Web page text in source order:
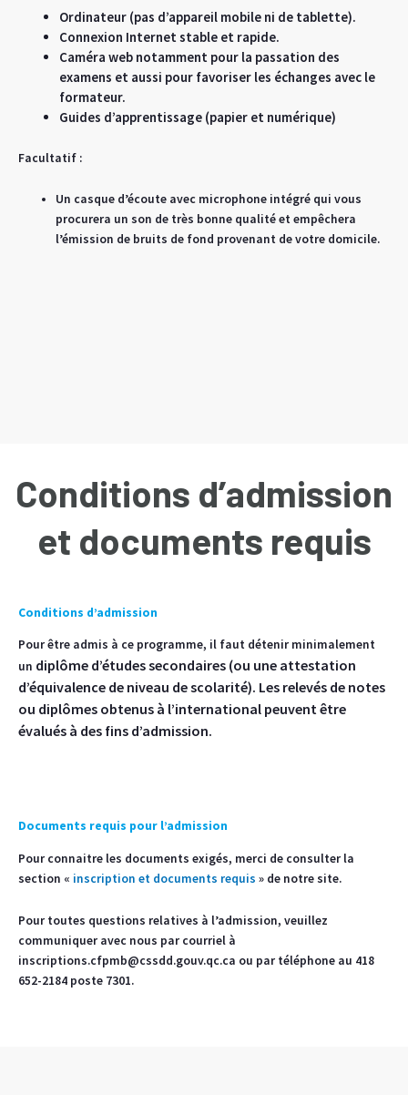
Ordinateur (pas d’appareil mobile ni de tablette).
Connexion Internet stable et rapide.
Caméra web notamment pour la passation des
examens et aussi pour favoriser les échanges avec le
formateur.
Guides d’apprentissage (papier et numérique)
Facultatif :
Un casque d’écoute avec microphone intégré qui vous
procurera un son de très bonne qualité et empêchera
l’émission de bruits de fond provenant de votre domicile.
Conditions d’admission
et documents requis
Conditions d’admission
Pour être admis à ce programme, il faut détenir minimalement
un diplôme d’études secondaires (ou une attestation
d’équivalence de niveau de scolarité). Les relevés de notes
ou diplômes obtenus à l’international peuvent être
évalués à des fins d’admission.
Documents requis pour l’admission
Pour connaitre les documents exigés, merci de consulter la
section « inscription et documents requis » de notre site.
Pour toutes questions relatives à l’admission, veuillez
communiquer avec nous par courriel à
inscriptions.cfpmb@cssdd.gouv.qc.ca ou par téléphone au 418
652-2184 poste 7301.